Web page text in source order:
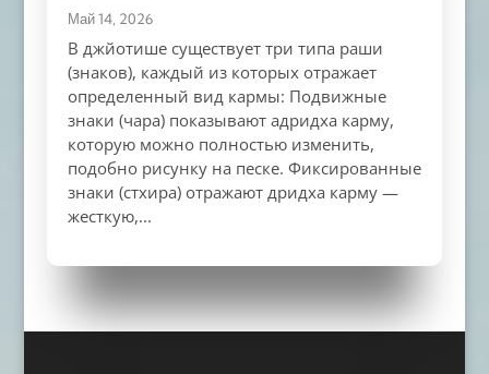
Май 14, 2026
В джйотише существует три типа раши
(знаков), каждый из которых отражает
определенный вид кармы: Подвижные
знаки (чара) показывают адридха карму,
которую можно полностью изменить,
подобно рисунку на песке. Фиксированные
знаки (стхира) отражают дридха карму —
жесткую,...